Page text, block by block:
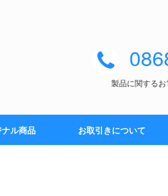
製品に関する
ル商品 お取引きについて